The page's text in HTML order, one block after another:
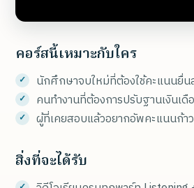
คอร์สนี้เหมาะกับใคร
นักศึกษาจบใหม่ที่ต้องใช้คะแนนยื่
คนทำงานที่ต้องการปรับฐานเงินเ
ผู้ที่เคยสอบแล้วอยากอัพคะแนนก้า
สิ่งที่จะได้รับ